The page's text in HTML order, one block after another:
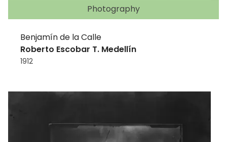
Photography
Benjamín de la Calle
Roberto Escobar T. Medellín
1912